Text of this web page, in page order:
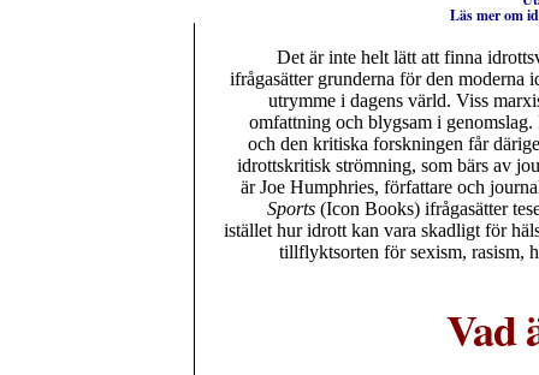
Läs mer om
Det är inte helt lätt att finna
ifrågasätter grunderna för den moderna
utrymme i dagens värld. Viss
omfattning och blygsam i
och den kritiska forskningen får
idrottskritisk strömning, som bärs av
är Joe Humphries, författare och
Sports (Icon Books) ifrågasätter
istället hur idrott kan vara skadligt för
tillflyktsorten för sexism, rasism,
Vad